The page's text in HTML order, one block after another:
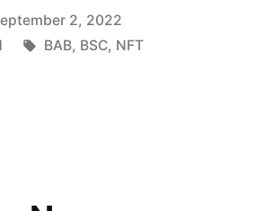
2, 2022
Tags:
BAB, BSC, NFT